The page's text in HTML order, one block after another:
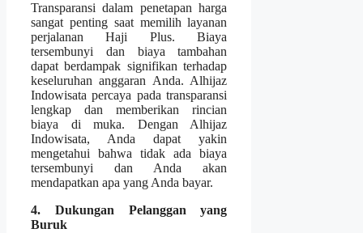
Transparansi dalam penetapan harga
sangat penting saat memilih layanan
perjalanan Haji Plus. Biaya
tersembunyi dan biaya tambahan
dapat berdampak signifikan terhadap
keseluruhan anggaran Anda. Alhijaz
Indowisata percaya pada transparansi
lengkap dan memberikan rincian
biaya di muka. Dengan Alhijaz
Indowisata, Anda dapat yakin
mengetahui bahwa tidak ada biaya
tersembunyi dan Anda akan
mendapatkan apa yang Anda bayar.
4. Dukungan Pelanggan yang
Buruk